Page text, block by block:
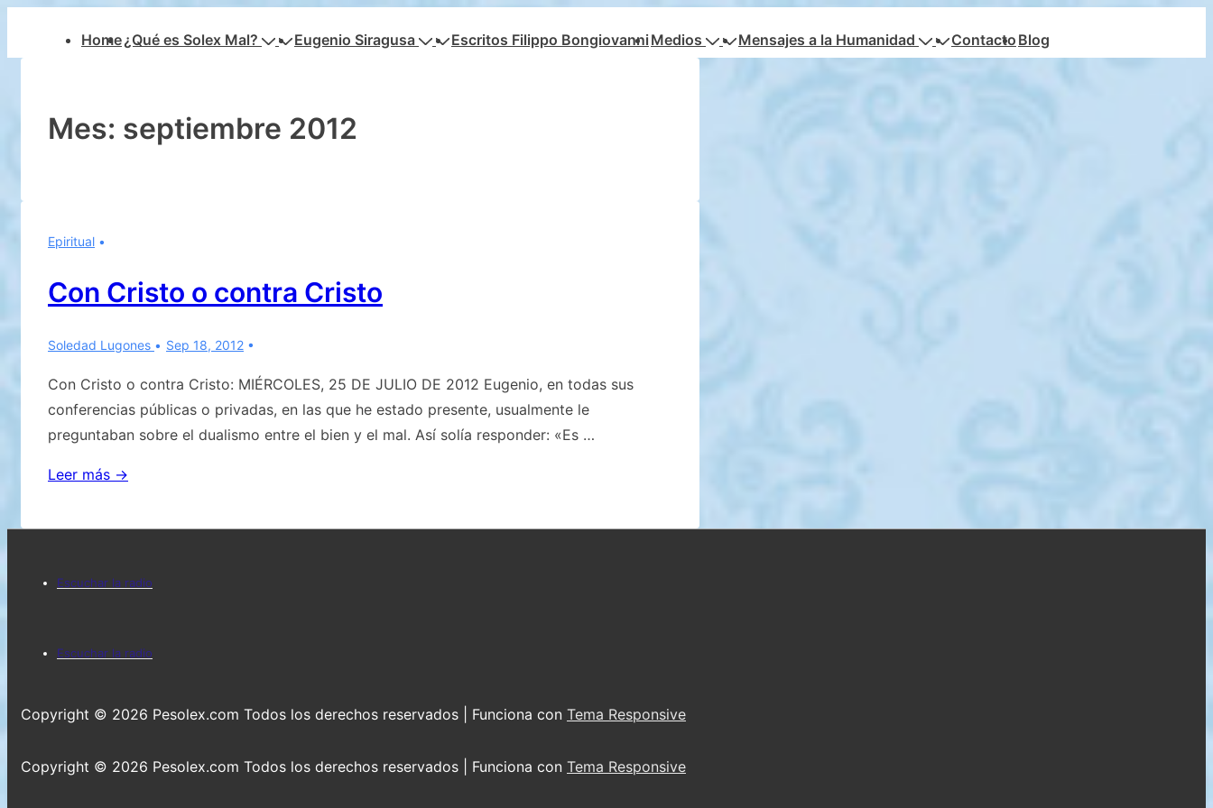
principal
principal
Home¿Qué es Solex Mal? Eugenio Siragusa Escritos Filippo Bongiovanni Medios Mensajes a la Humanidad Contacto Blog
Mes: septiembre 2012
Epiritual
Con Cristo o contra Cristo
Soledad Lugones Sep 18, 2012
Con Cristo o contra Cristo: MIÉRCOLES, 25 DE JULIO DE 2012 Eugenio, en todas sus
conferencias públicas o privadas, en las que he estado presente, usualmente le
preguntaban sobre el dualismo entre el bien y el mal. Así solía responder: «Es …
Con
Cristo
Leer más →
Menú
pie
página
Escuchar la radio
Menú
pie
página
Escuchar la radio
Copyright © 2026 Pesolex.com Todos los derechos reservados | Funciona con Tema Responsive
Copyright © 2026 Pesolex.com Todos los derechos reservados | Funciona con Tema Responsive